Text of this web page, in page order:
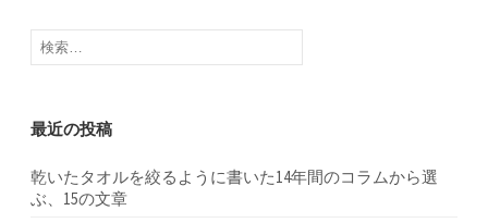
ー
ョ
ン
検
索:
最近の投稿
乾いたタオルを絞るように書いた14年間のコラムから選
ぶ、15の文章